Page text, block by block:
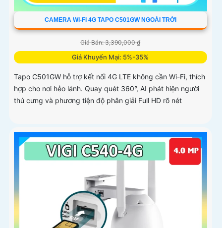
CAMERA WI-FI 4G TAPO C501GW NGOÀI TRỜI
Giá Bán: 3,390,000 ₫
Giá Khuyến Mại: 5%-35%
Tapo C501GW hỗ trợ kết nối 4G LTE không cần Wi-Fi, thích
hợp cho nơi hẻo lánh. Quay quét 360°, AI phát hiện người
thú cưng và phương tiện độ phân giải Full HD rõ nét